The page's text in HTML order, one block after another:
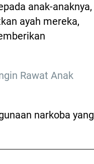
anak-anaknya,
ayah mereka,
Rawat Anak
narkoba yang